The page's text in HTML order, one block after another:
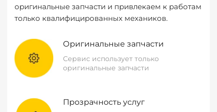
оригинальные запчасти и привлекаем к работам
только квалифицированных механиков.
Оригинальные запчасти
Сервис использует только
оригинальные запчасти
Прозрачность услуг